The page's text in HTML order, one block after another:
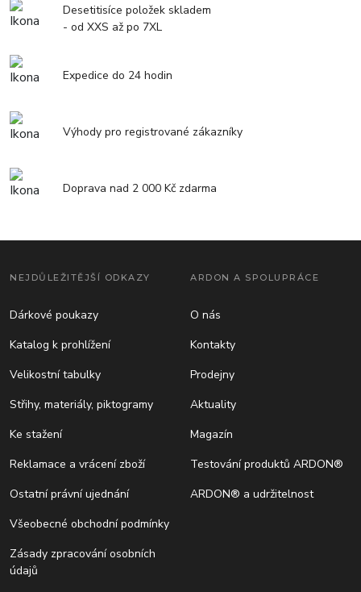
Desetitisíce položek skladem
- od XXS až po 7XL
Expedice do 24 hodin
Výhody pro registrované zákazníky
Doprava nad 2 000 Kč zdarma
NEJDŮLEŽITĚJŠÍ ODKAZY
Dárkové poukazy
Katalog k prohlížení
Velikostní tabulky
Střihy, materiály, piktogramy
Ke stažení
Reklamace a vrácení zboží
Ostatní právní ujednání
Všeobecné obchodní podmínky
Zásady zpracování osobních
údajů
ARDON A SPOLUPRÁCE
O nás
Kontakty
Prodejny
Aktuality
Magazín
Testování produktů ARDON®
ARDON® a udržitelnost